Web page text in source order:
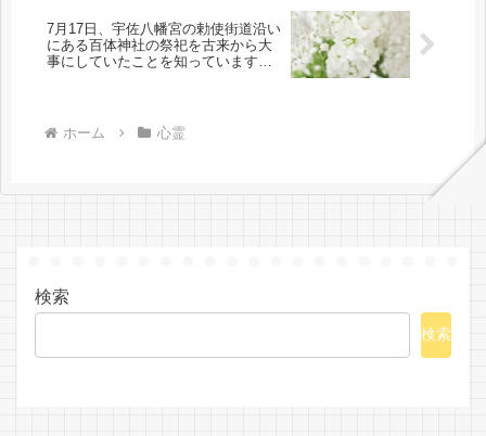
7月17日、宇佐八幡宮の勅使街道沿い
にある百体神社の祭祀を古来から大
事にしていたことを知っていますで
ホーム 心霊
検索
検索